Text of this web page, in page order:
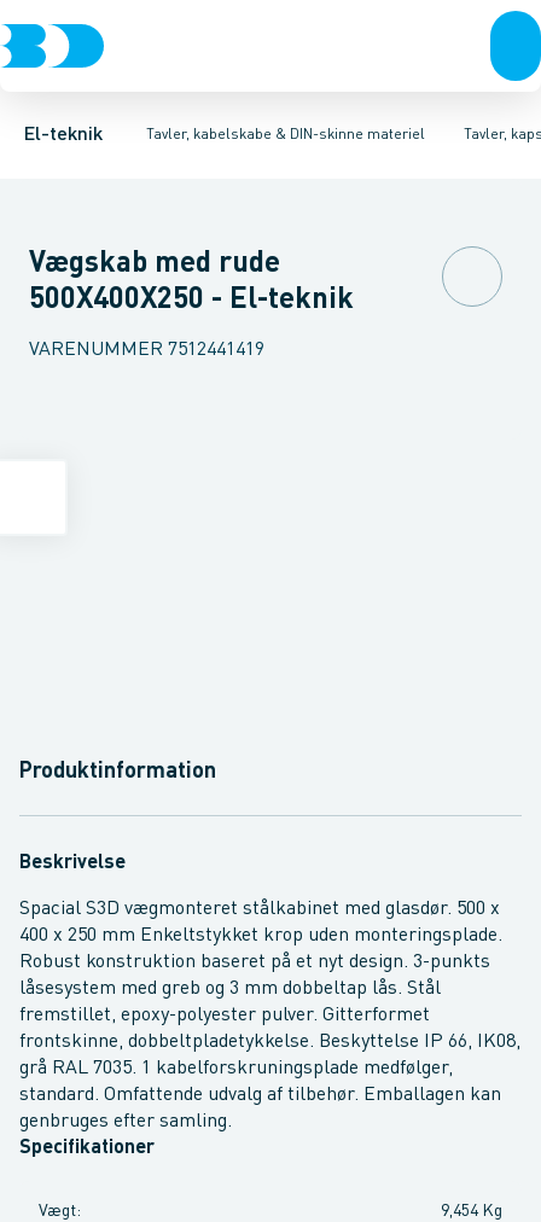
El-teknik Tavler, kabelskabe & DIN-skinne materiel
Afbrydere, stikkontakter & lampeudtagForgreningsmateriel
Tavler,
Tavler, kapsling og rackskabe Fordelings-/byggepladstavler
Ventilationsplade (indkapsling/skab)Dækplade / mærkeplade
Vægskab med rude
500X400X250 - El-teknik
VARENUMMER 7512441419
Produktinformation
Beskrivelse
Spacial S3D vægmonteret stålkabinet med glasdør. 500 x
400 x 250 mm Enkeltstykket krop uden monteringsplade.
Robust konstruktion baseret på et nyt design. 3-punkts
låsesystem med greb og 3 mm dobbeltap lås. Stål
fremstillet, epoxy-polyester pulver. Gitterformet
frontskinne, dobbeltpladetykkelse. Beskyttelse IP 66, IK08,
grå RAL 7035. 1 kabelforskruningsplade medfølger,
standard. Omfattende udvalg af tilbehør. Emballagen kan
genbruges efter samling.
Specifikationer
Vægt: 9,454 Kg